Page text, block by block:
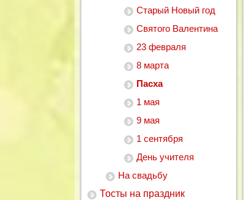
Старый Новый год
Святого Валентина
23 февраля
8 марта
Пасха
1 мая
9 мая
1 сентября
День учителя
На свадьбу
Тосты на праздник